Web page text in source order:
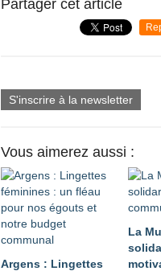
Partager cet article
S'inscrire à la newsletter
Vous aimerez aussi :
Argens : Lingettes
La